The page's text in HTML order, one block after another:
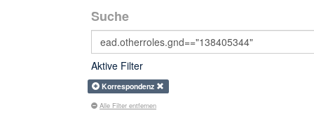
Suche
Aktive Filter
Korrespondenz
Alle Filter entfernen